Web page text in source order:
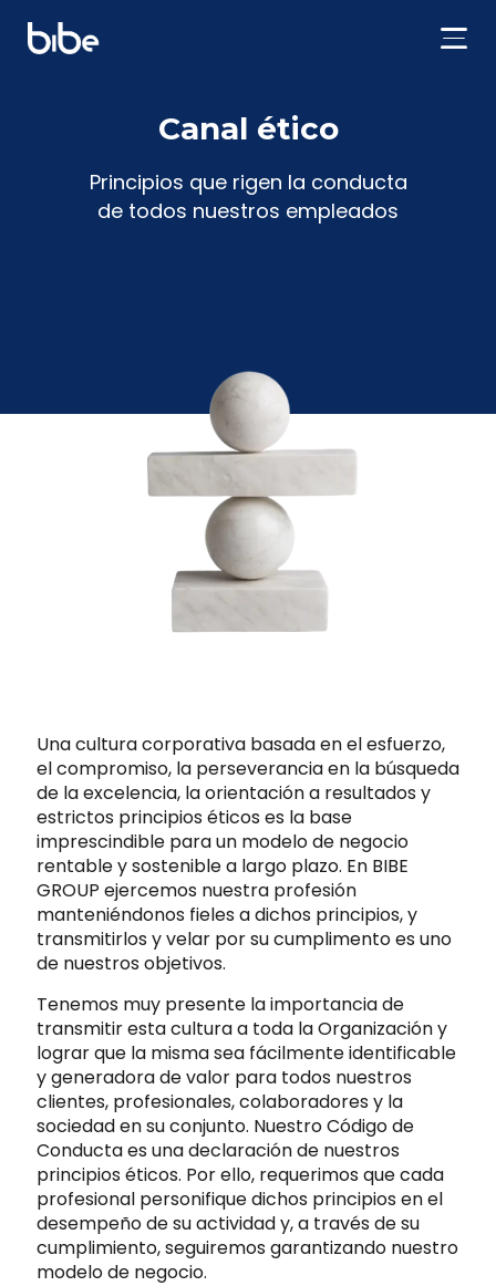
Canal ético
Principios que rigen la conducta
de todos nuestros empleados
Una cultura corporativa basada en el esfuerzo,
el compromiso, la perseverancia en la búsqueda
de la excelencia, la orientación a resultados y
estrictos principios éticos es la base
imprescindible para un modelo de negocio
rentable y sostenible a largo plazo. En BIBE
GROUP ejercemos nuestra profesión
manteniéndonos fieles a dichos principios, y
transmitirlos y velar por su cumplimento es uno
de nuestros objetivos.
Tenemos muy presente la importancia de
transmitir esta cultura a toda la Organización y
lograr que la misma sea fácilmente identificable
y generadora de valor para todos nuestros
clientes, profesionales, colaboradores y la
sociedad en su conjunto. Nuestro Código de
Conducta es una declaración de nuestros
principios éticos. Por ello, requerimos que cada
profesional personifique dichos principios en el
desempeño de su actividad y, a través de su
cumplimiento, seguiremos garantizando nuestro
modelo de negocio.